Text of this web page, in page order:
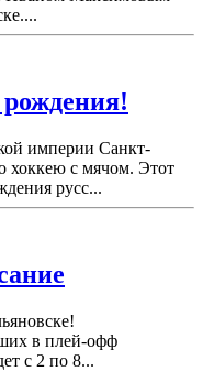
империи Санкт-
хоккею с мячом. Этот
русс...
в плей-офф
с 2 по 8...